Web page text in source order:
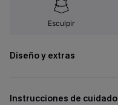
Esculpir
Diseño y extras
Instrucciones de cuidado